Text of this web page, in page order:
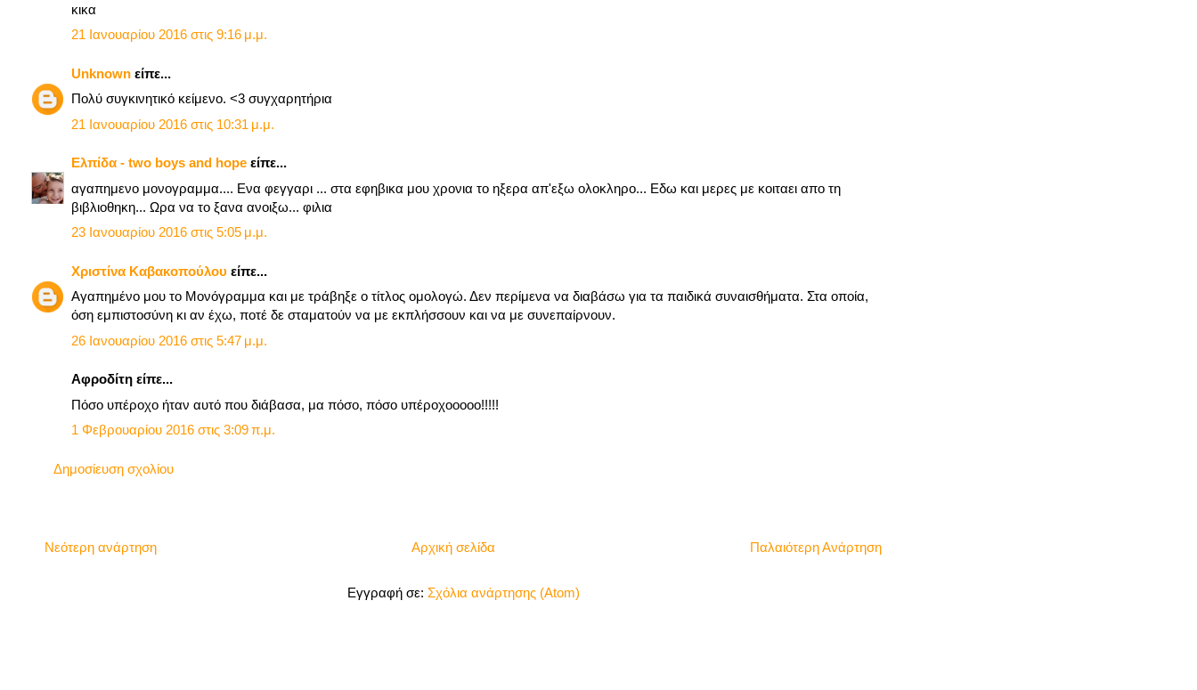
κικα
21 Ιανουαρίου 2016 στις 9:16 μ.μ.
Unknown είπε...
Πολύ συγκινητικό κείμενο. <3 συγχαρητήρια
21 Ιανουαρίου 2016 στις 10:31 μ.μ.
Ελπίδα - two boys and hope είπε...
αγαπημενο μονογραμμα.... Ενα φεγγαρι ... στα εφηβικα μου χρονια το ηξερα απ'εξω ολοκληρο... Εδω και μερες με κοιταει απο τη
βιβλιοθηκη... Ωρα να το ξανα ανοιξω... φιλια
23 Ιανουαρίου 2016 στις 5:05 μ.μ.
Χριστίνα Καβακοπούλου είπε...
Αγαπημένο μου το Μονόγραμμα και με τράβηξε ο τίτλος ομολογώ. Δεν περίμενα να διαβάσω για τα παιδικά συναισθήματα. Στα οποία,
όση εμπιστοσύνη κι αν έχω, ποτέ δε σταματούν να με εκπλήσσουν και να με συνεπαίρνουν.
26 Ιανουαρίου 2016 στις 5:47 μ.μ.
Αφροδίτη είπε...
Πόσο υπέροχο ήταν αυτό που διάβασα, μα πόσο, πόσο υπέροχοοοοο!!!!!
1 Φεβρουαρίου 2016 στις 3:09 π.μ.
Δημοσίευση σχολίου
Νεότερη ανάρτηση Παλαιότερη Ανάρτηση
Αρχική σελίδα
Εγγραφή σε: Σχόλια ανάρτησης (Atom)